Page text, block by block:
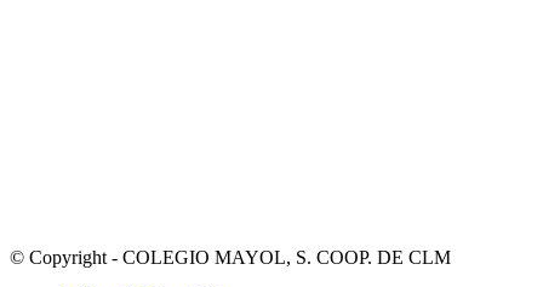
© Copyright - COLEGIO MAYOL, S. COOP. DE CLM